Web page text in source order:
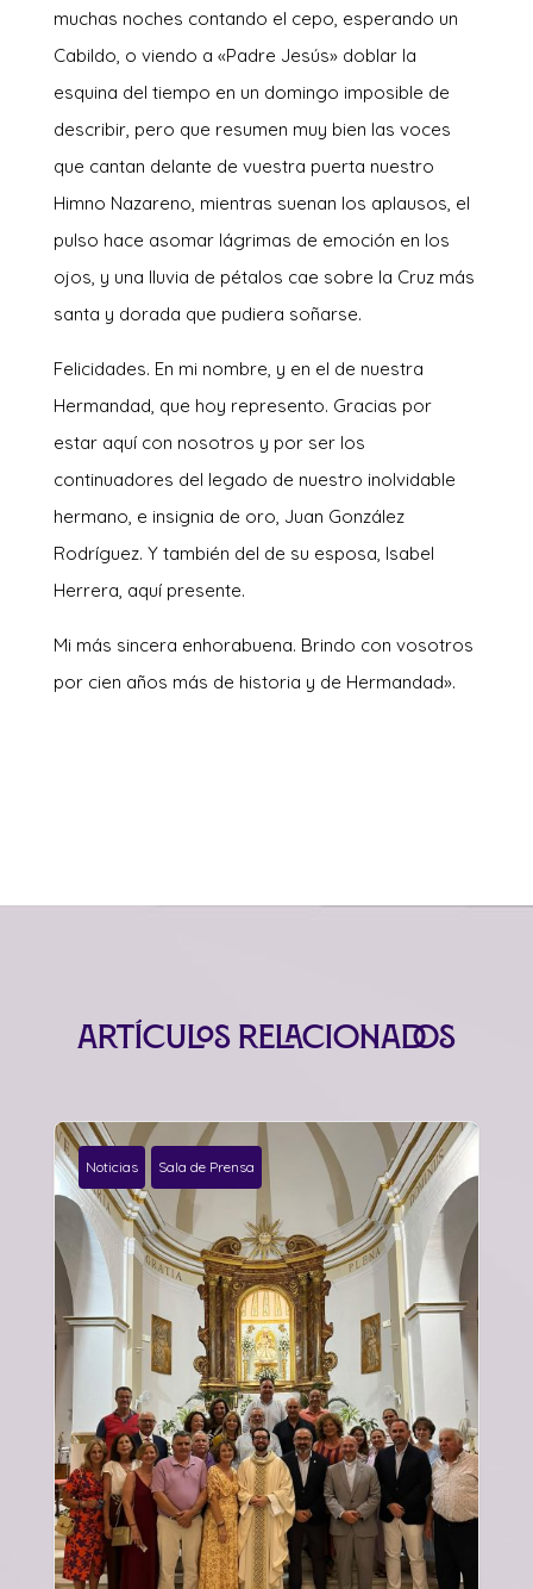
muchas noches contando el cepo, esperando un
Cabildo, o viendo a «Padre Jesús» doblar la
esquina del tiempo en un domingo imposible de
describir, pero que resumen muy bien las voces
que cantan delante de vuestra puerta nuestro
Himno Nazareno, mientras suenan los aplausos, el
pulso hace asomar lágrimas de emoción en los
ojos, y una lluvia de pétalos cae sobre la Cruz más
santa y dorada que pudiera soñarse.
Felicidades. En mi nombre, y en el de nuestra
Hermandad, que hoy represento. Gracias por
estar aquí con nosotros y por ser los
continuadores del legado de nuestro inolvidable
hermano, e insignia de oro, Juan González
Rodríguez. Y también del de su esposa, Isabel
Herrera, aquí presente.
Mi más sincera enhorabuena. Brindo con vosotros
por cien años más de historia y de Hermandad».
Artículos relacionados
Noticias Sala de Prensa